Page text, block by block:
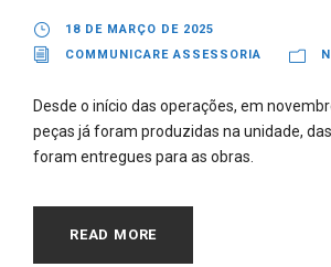
18 DE MARÇO DE 2025
COMMUNICARE ASSESSORIA
Desde o início das operações, em
peças já foram produzidas na unidade,
foram entregues para as obras.
READ MORE